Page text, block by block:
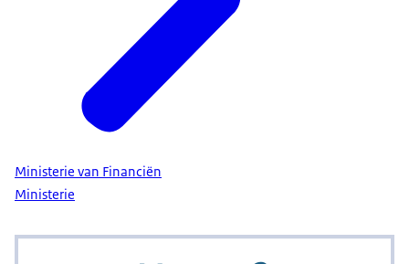
Ministerie van Financiën
Ministerie